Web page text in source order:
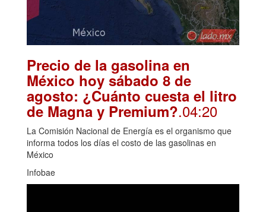
Precio de la gasolina en
México hoy sábado 8 de
agosto: ¿Cuánto cuesta el litro
de Magna y Premium?.04:20
La Comisión Nacional de Energía es el organismo que
informa todos los días el costo de las gasolinas en
México
Infobae